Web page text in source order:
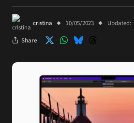
cristina 10/05/2023 Updated:
Share